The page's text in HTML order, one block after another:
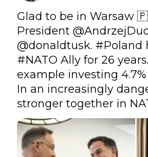
Glad to be in Warsaw
President
@donaldtusk. #Poland
#NATO Ally for 26
example investing
In an increasingly
stronger together in